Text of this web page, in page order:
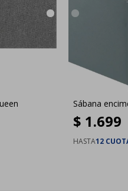
Sábana
$ 1.699
HASTA12